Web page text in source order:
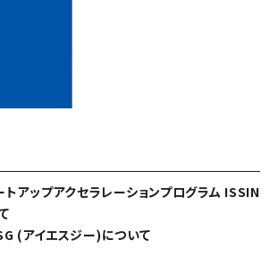
トアップアクセラレーションプログラム ISSIN
(アイエスジー)について